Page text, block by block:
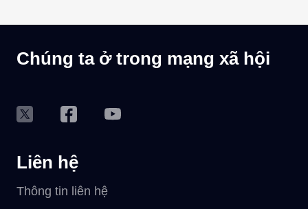
Chúng ta ở trong mạng xã hội
Liên hệ
Thông tin liên hệ